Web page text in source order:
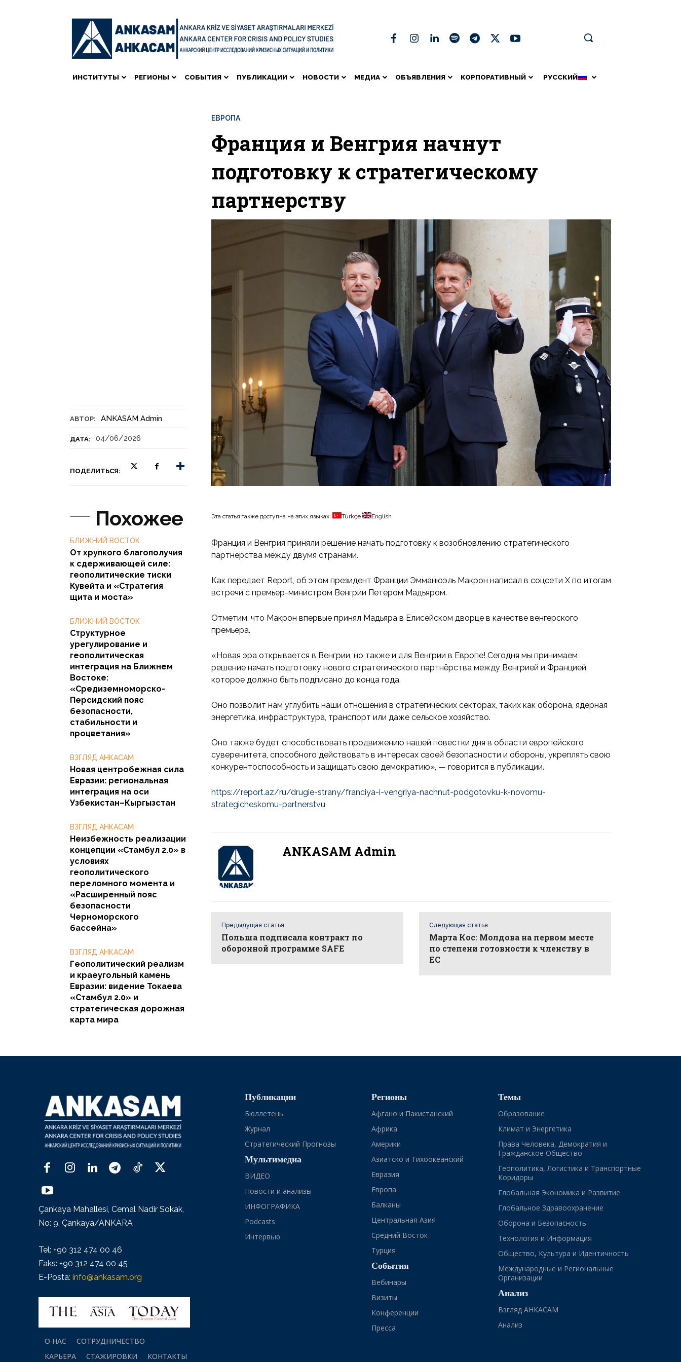
ИНСТИТУТЫ РЕГИОНЫ СОБЫТИЯ ПУБЛИКАЦИИ НОВОСТИ МЕДИА ОБЪЯВЛЕНИЯ КОРПОРАТИВНЫЙ РУССКИЙ
АВТОР: ANKASAM Admin
ДАТА: 04/06/2026
ПОДЕЛИТЬСЯ:
ЕВРОПА
Франция и Венгрия начнут
подготовку к стратегическому
партнерству
Похожее
БЛИЖНИЙ ВОСТОК
От хрупкого благополучия
к сдерживающей силе:
геополитические тиски
Кувейта и «Стратегия
щита и моста»
БЛИЖНИЙ ВОСТОК
Структурное
урегулирование и
геополитическая
интеграция на Ближнем
Востоке:
«Средиземноморско-
Персидский пояс
безопасности,
стабильности и
процветания»
ВЗГЛЯД АНКАСАМ
Новая центробежная сила
Евразии: региональная
интеграция на оси
Узбекистан–Кыргызстан
ВЗГЛЯД АНКАСАМ
Неизбежность реализации
концепции «Стамбул 2.0» в
условиях
геополитического
переломного момента и
«Расширенный пояс
безопасности
Черноморского
бассейна»
ВЗГЛЯД АНКАСАМ
Геополитический реализм
и краеугольный камень
Евразии: видение Токаева
«Стамбул 2.0» и
стратегическая дорожная
карта мира
Эта статья также доступна на этих языках: Türkçe English
Франция и Венгрия приняли решение начать подготовку к возобновлению стратегического
партнерства между двумя странами.
Как передает Report, об этом президент Франции Эмманюэль Макрон написал в соцсети Х по итогам
встречи с премьер-министром Венгрии Петером Мадьяром.
Отметим, что Макрон впервые принял Мадьяра в Елисейском дворце в качестве венгерского
премьера.
«Новая эра открывается в Венгрии, но также и для Венгрии в Европе! Сегодня мы принимаем
решение начать подготовку нового стратегического партнёрства между Венгрией и Францией,
которое должно быть подписано до конца года.
Оно позволит нам углубить наши отношения в стратегических секторах, таких как оборона, ядерная
энергетика, инфраструктура, транспорт или даже сельское хозяйство.
Оно также будет способствовать продвижению нашей повестки дня в области европейского
суверенитета, способного действовать в интересах своей безопасности и обороны, укреплять свою
конкурентоспособность и защищать свою демократию», — говорится в публикации.
https://report.az/ru/drugie-strany/franciya-i-vengriya-nachnut-podgotovku-k-novomu-
strategicheskomu-partnerstvu
ANKASAM Admin
Предыдущая статья
Польша подписала контракт по
оборонной программе SAFE
Следующая статья
Марта Кос: Молдова на первом месте
по степени готовности к членству в
ЕС
Çankaya Mahallesi, Cemal Nadir Sokak,
No: 9, Çankaya/ANKARA
Tel: +90 312 474 00 46
Faks: +90 312 474 00 45
E-Posta: info@ankasam.org
О НАС
СОТРУДНИЧЕСТВО
КАРЬЕРА
СТАЖИРОВКИ КОНТАКТЫ
Публикации
Бюллетень
Журнал
Стратегический Прогнозы
Мультимедиа
ВИДЕО
Новости и анализы
ИНФОГРАФИКА
Podcasts
Интервью
Регионы
Афгано и Пакистанский
Африка
Америки
Азиатско и Тихоокеанский
Евразия
Европа
Балканы
Центральная Азия
Средний Восток
Турция
События
Вебинары
Визиты
Конференции
Пресса
Темы
Образование
Климат и Энергетика
Права Человека, Демократия и
Гражданское Общество
Геополитика, Логистика и Транспортные
Коридоры
Глобальная Экономика и Развитие
Глобальное Здравоохранение
Оборона и Безопасность
Технология и Информация
Общество, Культура и Идентичность
Международные и Региональные
Организации
Анализ
Взгляд АНКАСАМ
Анализ